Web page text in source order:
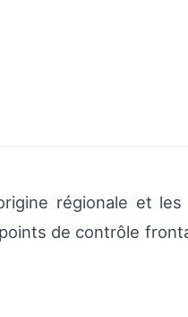
régionale et les
de contrôle